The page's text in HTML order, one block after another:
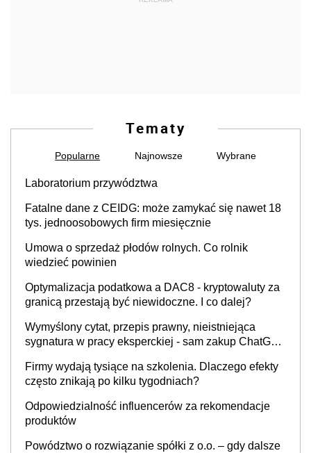
Tematy
Popularne Najnowsze Wybrane
Laboratorium przywództwa
Fatalne dane z CEIDG: może zamykać się nawet 18
tys. jednoosobowych firm miesięcznie
Umowa o sprzedaż płodów rolnych. Co rolnik
wiedzieć powinien
Optymalizacja podatkowa a DAC8 - kryptowaluty za
granicą przestają być niewidoczne. I co dalej?
Wymyślony cytat, przepis prawny, nieistniejąca
sygnatura w pracy eksperckiej - sam zakup ChatGPT
Firmy wydają tysiące na szkolenia. Dlaczego efekty
często znikają po kilku tygodniach?
Odpowiedzialność influencerów za rekomendacje
produktów
Powództwo o rozwiązanie spółki z o.o. – gdy dalsze